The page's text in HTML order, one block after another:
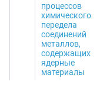
процессов
химического
передела
соединений
металлов,
содержащих
ядерные
материалы